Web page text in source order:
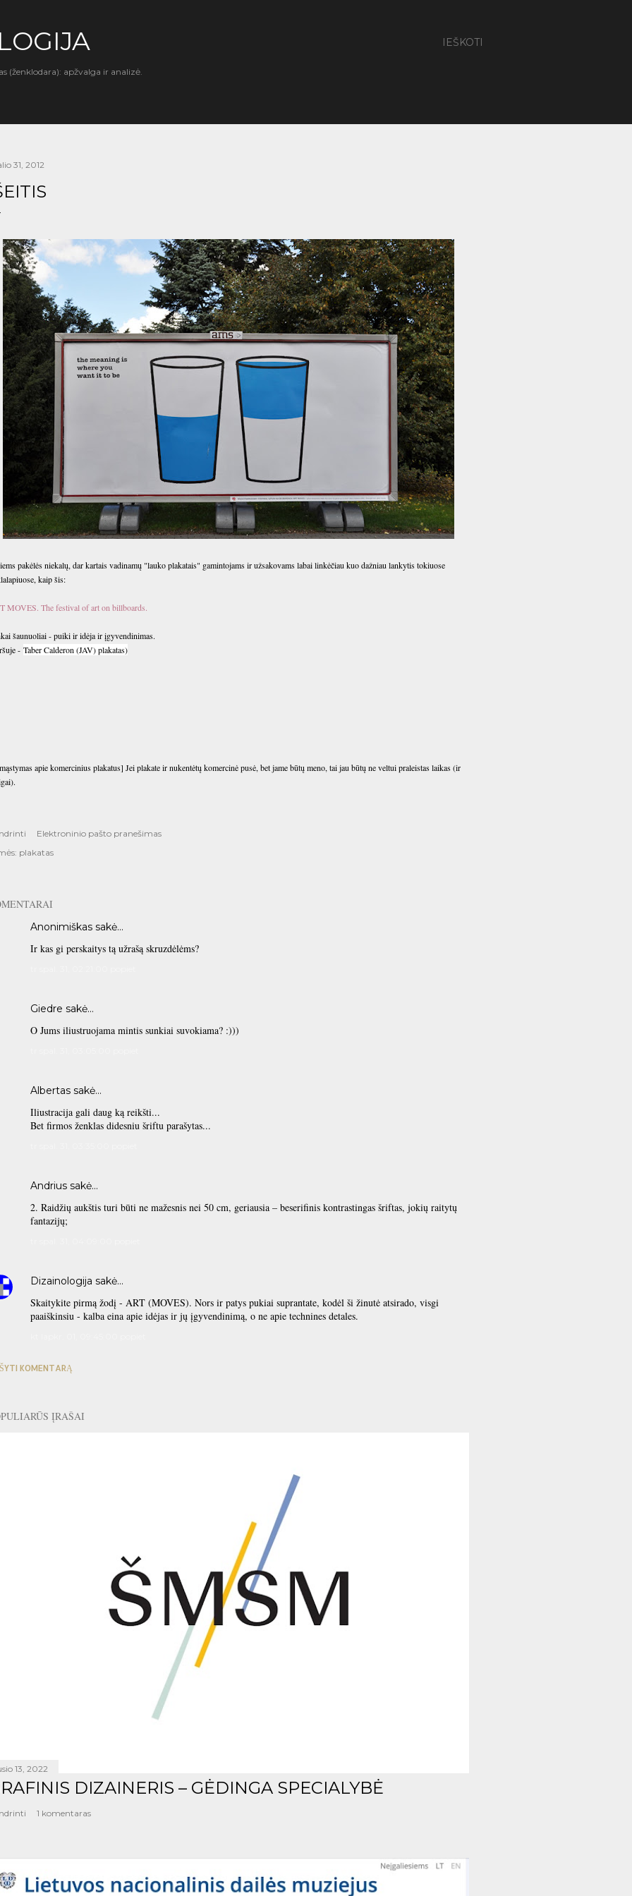
IEŠKOTI
(ženklodara): apžvalga ir analizė.
31, 2012
pakėlės niekalų, dar kartais vadinamų "lauko plakatais" gamintojams ir užsakovams labai linkėčiau kuo dažniau lankytis tokiuose
kaip šis:
MOVES. The festival of art on billboards.
šaunuoliai - puiki ir idėja ir įgyvendinimas.
- Taber Calderon (JAV) plakatas)
apie komercinius plakatus] Jei plakate ir nukentėtų komercinė pusė, bet jame būtų meno, tai jau būtų ne veltui praleistas laikas (ir
Elektroninio pašto pranešimas
plakatas
Anonimiškas sakė…
Ir kas gi perskaitys tą užrašą skruzdėlėms?
Giedre sakė…
O Jums iliustruojama mintis sunkiai suvokiama? :)))
Albertas sakė…
Iliustracija gali daug ką reikšti...
Bet firmos ženklas didesniu šriftu parašytas...
Andrius sakė…
2. Raidžių aukštis turi būti ne mažesnis nei 50 cm, geriausia – beserifinis kontrastingas šriftas, jokių raitytų
fantazijų;
Dizainologija sakė…
Skaitykite pirmą žodį - ART (MOVES). Nors ir patys pukiai suprantate, kodėl ši žinutė atsirado, visgi
paaiškinsiu - kalba eina apie idėjas ir jų įgyvendinimą, o ne apie technines detales.
KOMENTARĄ
ĮRAŠAI
13, 2022
DIZAINERIS – GĖDINGA SPECIALYBĖ
1 komentaras